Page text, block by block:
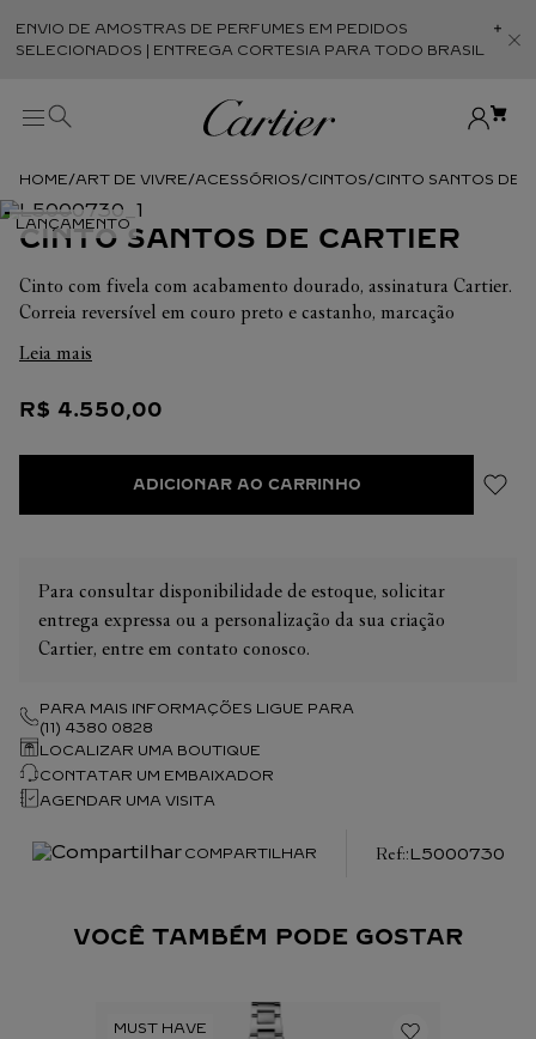
ENVIO DE AMOSTRAS DE PERFUMES EM PEDIDOS
SELECIONADOS | ENTREGA CORTESIA PARA TODO BRASIL
ART DE VIVRE ACESSÓRIOS CINTOS CINTO SANTOS DE
CINTO SANTOS DE CARTIER
Cinto com fivela com acabamento dourado, assinatura Cartier.
Correia reversível em couro preto e castanho, marcação
de comprimento. Ajustável
Leia mais
R$ 4.550,00
ADICIONAR AO CARRINHO
Para consultar disponibilidade de estoque, solicitar
entrega expressa ou a personalização da sua criação
Cartier, entre em contato conosco.
PARA MAIS INFORMAÇÕES LIGUE PARA
(11) 4380 0828
LOCALIZAR UMA BOUTIQUE
CONTATAR UM EMBAIXADOR
AGENDAR UMA VISITA
COMPARTILHAR :L5000730
VOCÊ TAMBÉM PODE GOSTAR